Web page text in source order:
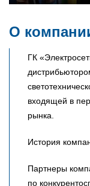
О
ГК
входящей в
рынка.
История
Партнеры
по